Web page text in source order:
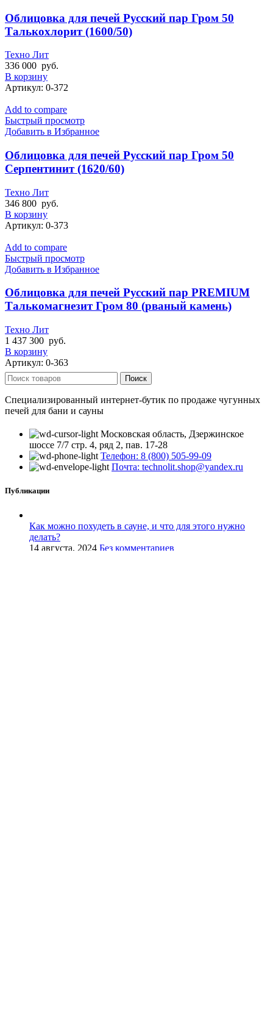
Облицовка для печей Русский пар Гром 50
Талькохлорит (1600/50)
Техно Лит
336 000 руб.
В корзину
Артикул: 0-372
Add to compare
Быстрый просмотр
Добавить в Избранное
Облицовка для печей Русский пар Гром 50
Cерпентинит (1620/60)
Техно Лит
346 800 руб.
В корзину
Артикул: 0-373
Add to compare
Быстрый просмотр
Добавить в Избранное
Облицовка для печей Русский пар PREMIUM
Талькомагнезит Гром 80 (рваный камень)
Техно Лит
1 437 300 руб.
В корзину
Артикул: 0-363
Поиск
Специализированный интернет-бутик по продаже чугунных
печей для бани и сауны
Московская область, Дзержинское
шоссе 7/7 стр. 4, ряд 2, пав. 17-28
Телефон: 8 (800) 505-99-09
Почта: technolit.shop@yandex.ru
Публикации
Как можно похудеть в сауне, и что для этого нужно
делать?
14 августа, 2024 Без комментариев